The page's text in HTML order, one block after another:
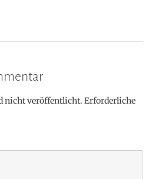
nicht veröffentlicht. Erforderliche